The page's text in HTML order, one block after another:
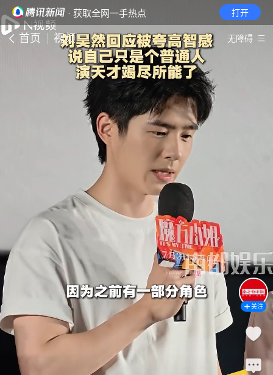
· 获取全网一手热点 打开
首页 视频 无障碍
关注